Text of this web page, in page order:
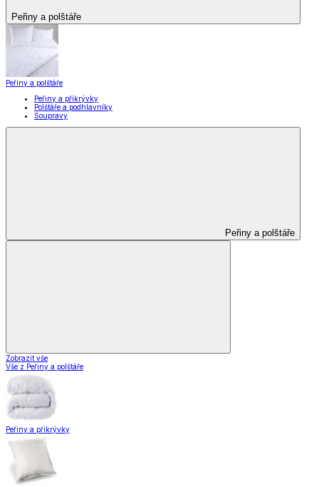
Peřiny a polštáře
Peřiny a polštáře
Peřiny a přikrývky
Polštáře a podhlavníky
Soupravy
Peřiny a polštáře
Zobrazit vše
Vše z Peřiny a polštáře
Peřiny a přikrývky